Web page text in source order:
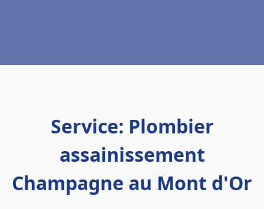
Service: Plombier
assainissement
Champagne au Mont d'Or